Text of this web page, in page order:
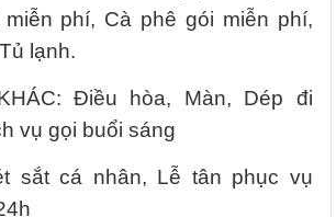
phí, Cà phê gói miễn phí,
lạnh.
Điều hòa, Màn, Dép đi
vụ gọi buổi sáng
sắt cá nhân, Lễ tân phục vụ